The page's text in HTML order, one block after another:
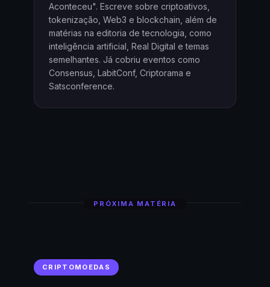
Aconteceu". Escreve sobre criptoativos,
tokenização, Web3 e blockchain, além de
matérias na editoria de tecnologia, como
inteligência artificial, Real Digital e temas
semelhantes. Já cobriu eventos como
Consensus, LabitConf, Criptorama e
Satsconference.
PRÓXIMA MATÉRIA
CRIPTOMOEDAS